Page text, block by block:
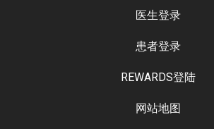
医生登录
患者登录
REWARDS登陆
网站地图